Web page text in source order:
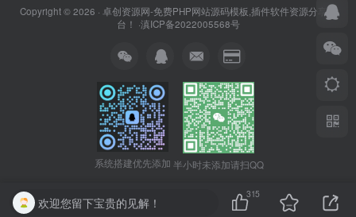
Copyright © 2026 · 卓创资源网-免费PHP网站源码模板,插件软件资源分享平
台！ ·滇ICP备2022005568号
系统搭建优先添加 半小时未添加请扫QQ
欢迎您留下宝贵的见解！
315